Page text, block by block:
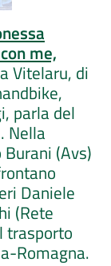
me,
Vitelaru, di
parla del
Nella
(Avs)
Daniele
(Rete
trasporto
Romagna.